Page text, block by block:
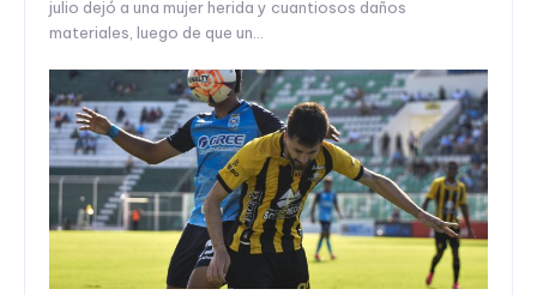
julio dejó a una mujer herida y cuantiosos daños
materiales, luego de que un...